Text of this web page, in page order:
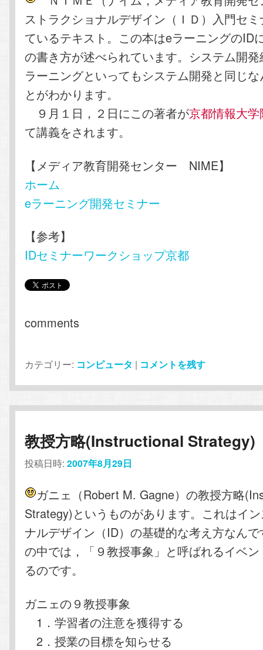
ストラクショナルデザイン（ＩＤ）入門セ
ているテキスト。この本はeラーニングのID
の書き方が述べられています。システム開
ラーニングといってもシステム開発と同じ
とがわかります。
９月１日，２日にこの著者が京都情報大
て講義をされます。
【メディア教育開発センター NIME】
ホーム
eラーニング開発セミナー
【参考】
IDセミナーワークショップ京都
comments
カテゴリー: コンピュータ | コメントを残す
教授方略(Instructional Strategy)
投稿日時:2007年8月29日
ガニェ（Robert M. Gagne）の教授方略
Strategy)というものがあります。これはイ
ナルデザイン（ID）の基礎的な考え方なん
の中では，「９教授事象」と呼ばれるイベ
るのです。
ガニェの９教授事象
1．学習者の注意を獲得する
2．授業の目標を知らせる